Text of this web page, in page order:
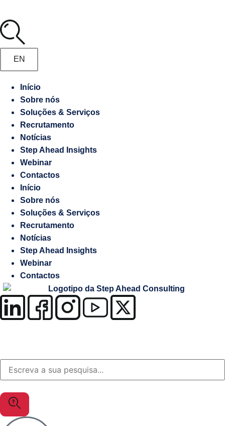
Recrutamento
Responsabilidade
socioambiental
Gestão
Contraordenações
de
Encargos
Salesforce
Soluções
à
medida
OutSystems
Setor
da
MuleSoft
EN
Início
Sobre nós
Soluções & Serviços
Recrutamento
Notícias
Step Ahead Insights
Webinar
Contactos
Início
Sobre nós
Soluções & Serviços
Recrutamento
Notícias
Step Ahead Insights
Webinar
Contactos